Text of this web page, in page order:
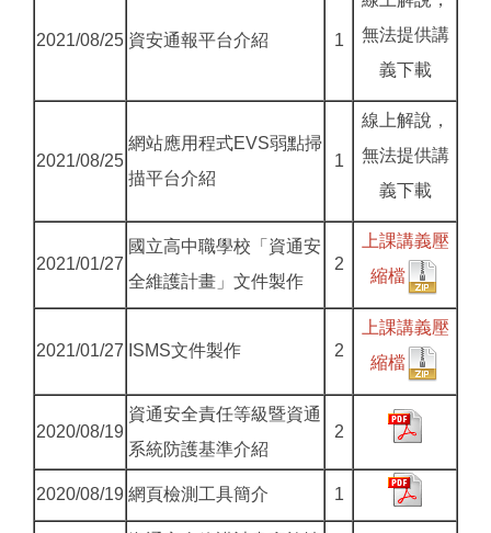
2021/08/25 資安通報平台介紹 1
無法提供講
義下載
2021/08/25
網站應用程式EVS弱點掃
描平台介紹
1
線上解說，
無法提供講
義下載
2021/01/27
國立高中職學校「資通安
全維護計畫」文件製作
2
上課講義壓
縮檔
2021/01/27 ISMS文件製作 2
上課講義壓
縮檔
2020/08/19
資通安全責任等級暨資通
系統防護基準介紹
2
2020/08/19 網頁檢測工具簡介 1